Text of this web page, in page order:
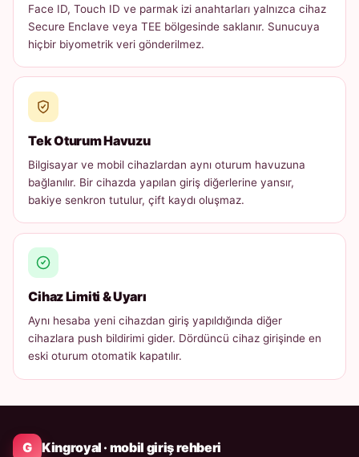
Face ID, Touch ID ve parmak izi anahtarları yalnızca cihaz
Secure Enclave veya TEE bölgesinde saklanır. Sunucuya
hiçbir biyometrik veri gönderilmez.
Tek Oturum Havuzu
Bilgisayar ve mobil cihazlardan aynı oturum havuzuna
bağlanılır. Bir cihazda yapılan giriş diğerlerine yansır,
bakiye senkron tutulur, çift kaydı oluşmaz.
Cihaz Limiti & Uyarı
Aynı hesaba yeni cihazdan giriş yapıldığında diğer
cihazlara push bildirimi gider. Dördüncü cihaz girişinde en
eski oturum otomatik kapatılır.
Kingroyal · mobil giriş rehberi